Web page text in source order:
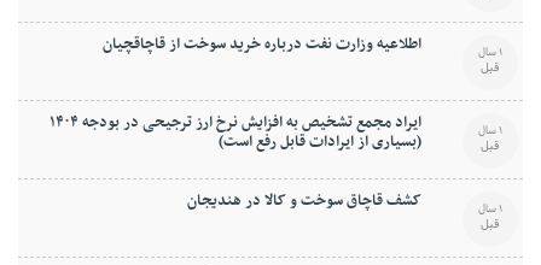
اطلاعیه وزارت نفت درباره خرید سوخت از قاچاقچیان 1 سال
قبل
ایراد مجمع تشخیص به افزایش نرخ ارز ترجیحی در بودجه ۱۴۰۴
(بسیاری از ایرادات قابل رفع است) 1 سال
قبل
کشف قاچاق سوخت و کالا در هندیجان 1 سال
قبل